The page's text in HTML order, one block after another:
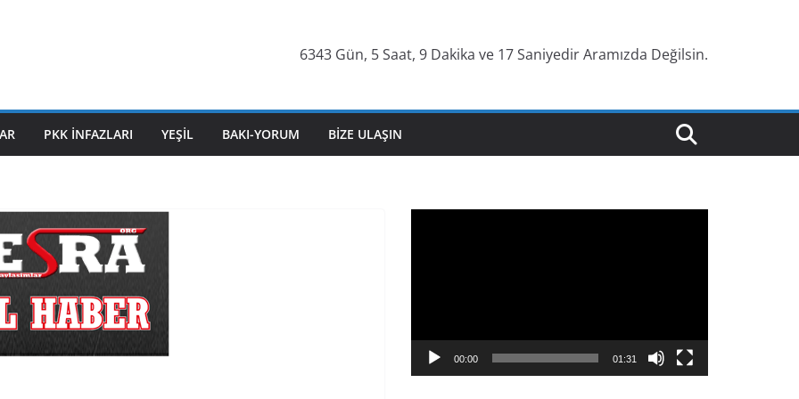
6343 Gün, 5 Saat, 9 Dakika ve 18 Saniyedir Aramızda Değilsin.
PKK İNFAZLARI YEŞIL BAKI-YORUM BIZE ULAŞIN
n
00:00 01:31